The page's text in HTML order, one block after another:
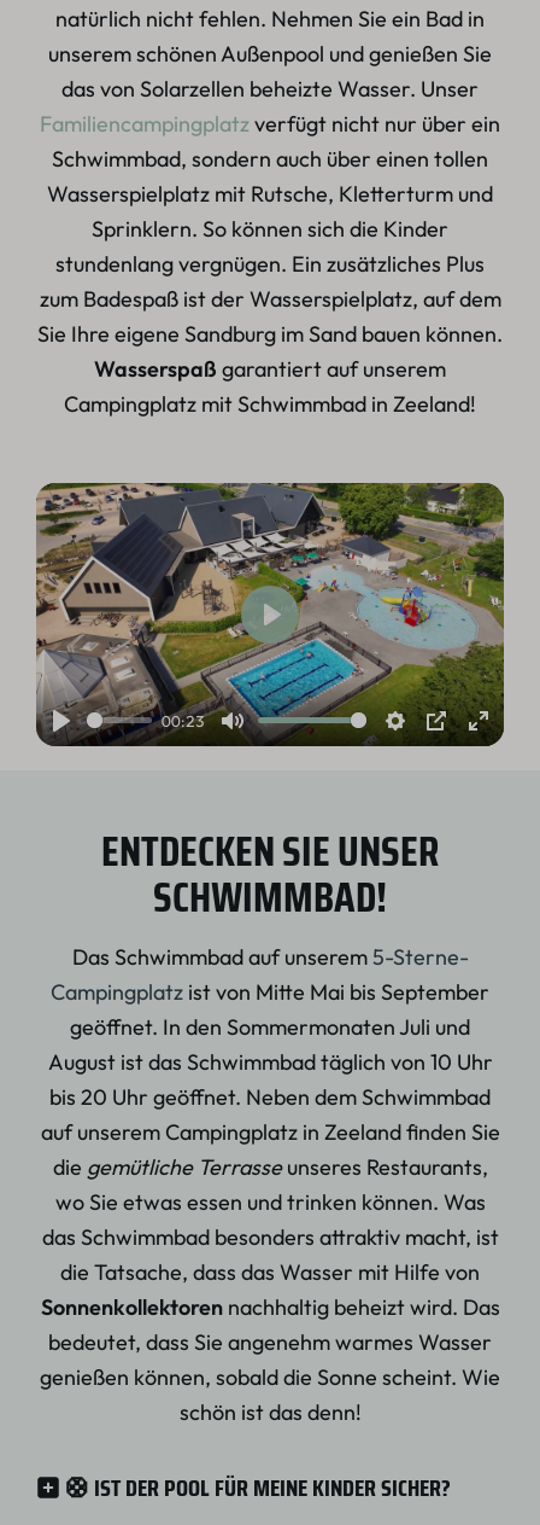
natürlich nicht fehlen. Nehmen Sie ein Bad in
unserem schönen Außenpool und genießen Sie
das von Solarzellen beheizte Wasser. Unser
Familiencampingplatzverfügt nicht nur über ein
Schwimmbad, sondern auch über einen tollen
Wasserspielplatz mit Rutsche, Kletterturm und
Sprinklern. So können sich die Kinder
stundenlang vergnügen. Ein zusätzliches Plus
zum Badespaß ist der Wasserspielplatz, auf dem
Sie Ihre eigene Sandburg im Sand bauen können.
Wasserspaß garantiert auf unserem
Campingplatz mit Schwimmbad in Zeeland!
Play
00:23
Mute Settings
PIP Enter
Play
ENTDECKEN SIE UNSER
SCHWIMMBAD!
Das Schwimmbad auf unserem5-Sterne-
Campingplatz ist von Mitte Mai bis September
geöffnet. In den Sommermonaten Juli und
August ist das Schwimmbad täglich von 10 Uhr
bis 20 Uhr geöffnet. Neben dem Schwimmbad
auf unserem Campingplatz in Zeeland finden Sie
die gemütliche Terrasseunseres Restaurants,
wo Sie etwas essen und trinken können. Was
das Schwimmbad besonders attraktiv macht, ist
die Tatsache, dass das Wasser mit Hilfe von
Sonnenkollektoren nachhaltig beheizt wird. Das
bedeutet, dass Sie angenehm warmes Wasser
genießen können, sobald die Sonne scheint. Wie
schön ist das denn!
🛟 IST DER POOL FÜR MEINE KINDER SICHER?